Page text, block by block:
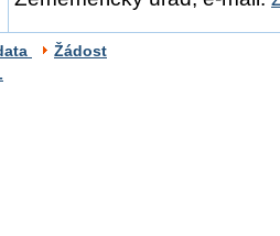
Žádost